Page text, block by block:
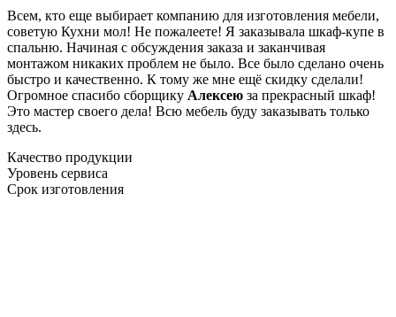
Всем, кто еще выбирает компанию для изготовления мебели,
советую Кухни мол! Не пожалеете! Я заказывала шкаф-купе в
спальню. Начиная с обсуждения заказа и заканчивая
монтажом никаких проблем не было. Все было сделано очень
быстро и качественно. К тому же мне ещё скидку сделали!
Огромное спасибо сборщику Алексею за прекрасный шкаф!
Это мастер своего дела! Всю мебель буду заказывать только
здесь.
Качество продукции
Уровень сервиса
Срок изготовления